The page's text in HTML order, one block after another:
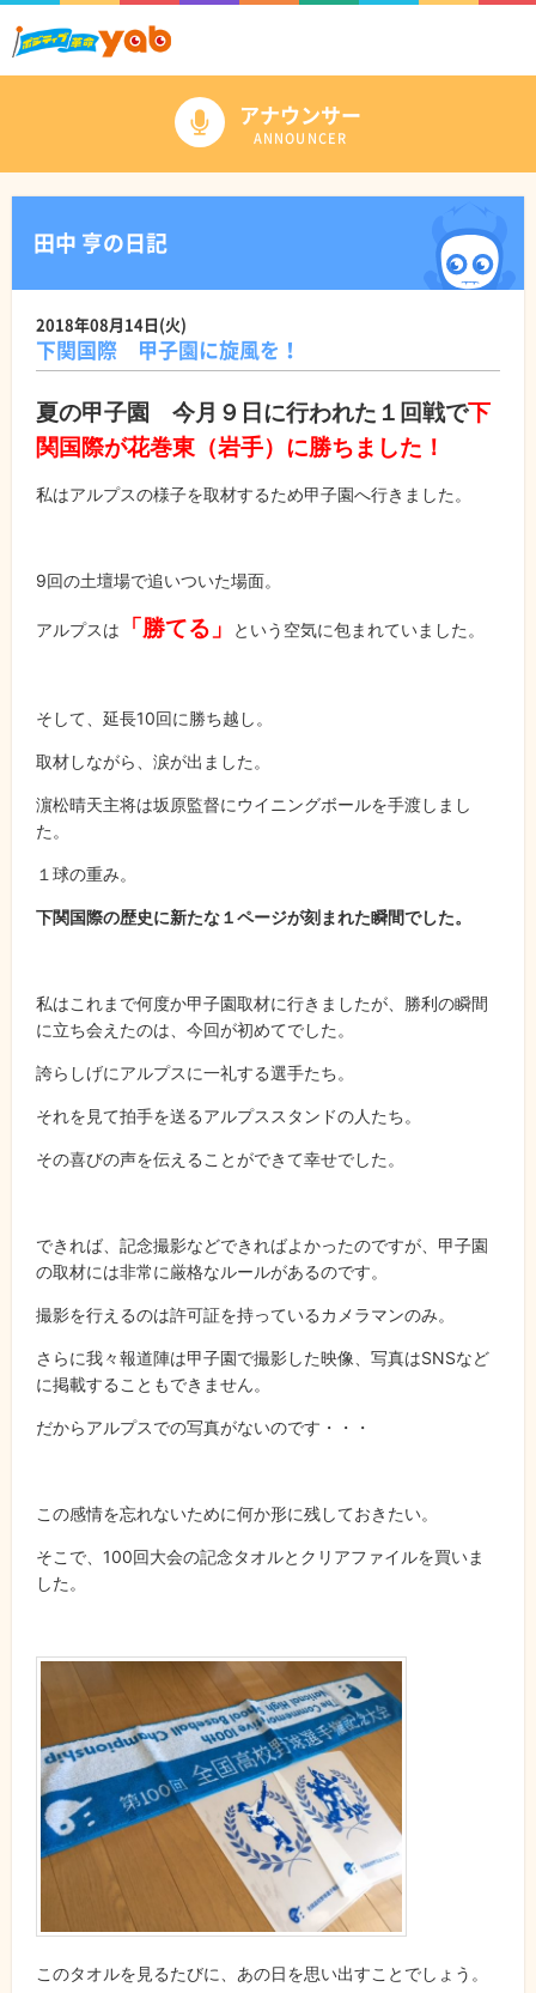
アナウンサー
ANNOUNCER
田中 亨の日記
2018年08月14日(火)
下関国際 甲子園に旋風を！
夏の甲子園 今月９日に行われた１回戦で下
関国際が花巻東（岩手）に勝ちました！
私はアルプスの様子を取材するため甲子園へ行きました。
9回の土壇場で追いついた場面。
アルプスは 「勝てる」 という空気に包まれていました。
そして、延長10回に勝ち越し。
取材しながら、涙が出ました。
濵松晴天主将は坂原監督にウイニングボールを手渡しまし
た。
１球の重み。
下関国際の歴史に新たな１ページが刻まれた瞬間でした。
私はこれまで何度か甲子園取材に行きましたが、勝利の瞬間
に立ち会えたのは、今回が初めてでした。
誇らしげにアルプスに一礼する選手たち。
それを見て拍手を送るアルプススタンドの人たち。
その喜びの声を伝えることができて幸せでした。
できれば、記念撮影などできればよかったのですが、甲子園
の取材には非常に厳格なルールがあるのです。
撮影を行えるのは許可証を持っているカメラマンのみ。
さらに我々報道陣は甲子園で撮影した映像、写真はSNSなど
に掲載することもできません。
だからアルプスでの写真がないのです・・・
この感情を忘れないために何か形に残しておきたい。
そこで、100回大会の記念タオルとクリアファイルを買いま
した。
このタオルを見るたびに、あの日を思い出すことでしょう。